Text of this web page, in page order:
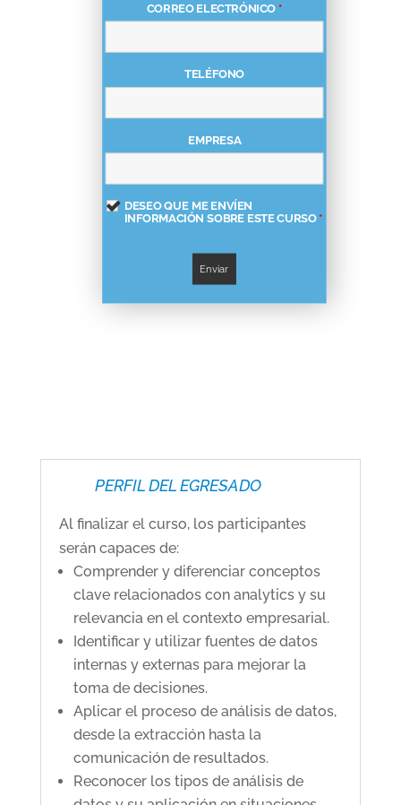
CORREO ELECTRÓNICO *
TELÉFONO
EMPRESA
DESEO QUE ME ENVÍEN
INFORMACIÓN SOBRE ESTE CURSO*
PERFIL DEL EGRESADO
Al finalizar el curso, los participantes
serán capaces de:
Comprender y diferenciar conceptos
clave relacionados con analytics y su
relevancia en el contexto empresarial.
Identificar y utilizar fuentes de datos
internas y externas para mejorar la
toma de decisiones.
Aplicar el proceso de análisis de datos,
desde la extracción hasta la
comunicación de resultados.
Reconocer los tipos de análisis de